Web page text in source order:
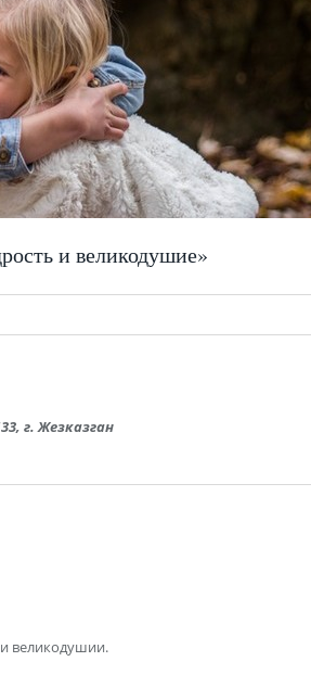
и великодушие»
г. Жезказган
великодушии.